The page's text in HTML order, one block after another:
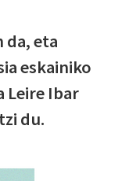
da, eta
eskainiko
Leire Ibar
du.